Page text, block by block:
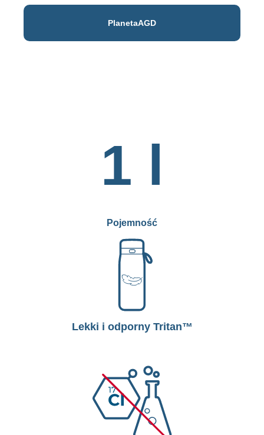
PlanetaAGD
1 l
Pojemność
Lekki i odporny Tritan™